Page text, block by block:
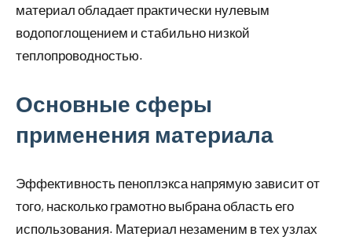
материал обладает практически нулевым
водопоглощением и стабильно низкой
теплопроводностью.
Основные сферы
применения материала
Эффективность пеноплэкса напрямую зависит от
того, насколько грамотно выбрана область его
использования. Материал незаменим в тех узлах